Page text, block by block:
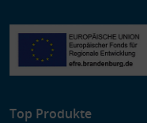
Top Produkte